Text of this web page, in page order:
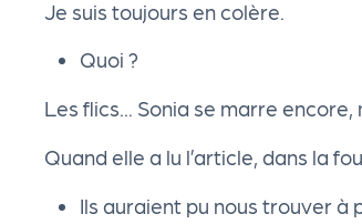
Je suis toujours en colère.
Quoi ?
Les flics... Sonia se marre encore,
Quand elle a lu l’article, dans la
Ils auraient pu nous trouver à
Le
s
sé